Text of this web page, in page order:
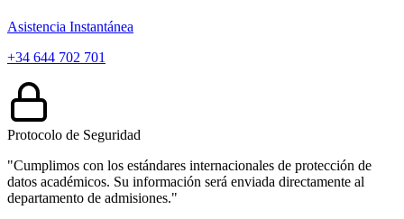
Asistencia Instantánea
+34 644 702 701
Protocolo de Seguridad
"Cumplimos con los estándares internacionales de protección de
datos académicos. Su información será enviada directamente al
departamento de admisiones."